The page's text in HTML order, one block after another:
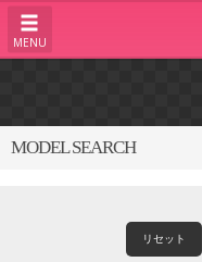
MENU
MODEL SEARCH
リセット